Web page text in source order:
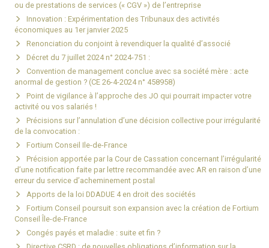
ou de prestations de services (« CGV ») de l’entreprise
Innovation : Expérimentation des Tribunaux des activités
économiques au 1er janvier 2025
Renonciation du conjoint à revendiquer la qualité d’associé
Décret du 7 juillet 2024 n° 2024-751 :
Convention de management conclue avec sa société mère : acte
anormal de gestion ? (CE 26-4-2024 n° 458958)
Point de vigilance à l’approche des JO qui pourrait impacter votre
activité ou vos salariés !
Précisions sur l’annulation d’une décision collective pour irrégularité
de la convocation :
Fortium Conseil Ile-de-France
Précision apportée par la Cour de Cassation concernant l’irrégularité
d’une notification faite par lettre recommandée avec AR en raison d’une
erreur du service d’acheminement postal
Apports de la loi DDADUE 4 en droit des sociétés
Fortium Conseil poursuit son expansion avec la création de Fortium
Conseil Île-de-France
Congés payés et maladie : suite et fin ?